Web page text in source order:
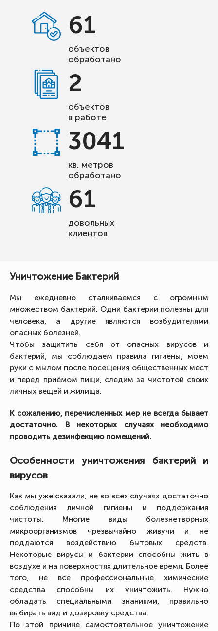
61
объектов
обработано
2
объектов
в работе
3041
кв. метров
обработано
61
довольных
клиентов
Уничтожение Бактерий
Мы ежедневно сталкиваемся с огромным
множеством бактерий. Одни бактерии полезны для
человека, а другие являются возбудителями
опасных болезней.
Чтобы защитить себя от опасных вирусов и
бактерий, мы соблюдаем правила гигиены, моем
руки с мылом после посещения общественных мест
и перед приёмом пищи, следим за чистотой своих
личных вещей и жилища.
К сожалению, перечисленных мер не всегда бывает
достаточно. В некоторых случаях необходимо
проводить дезинфекцию помещений.
Особенности уничтожения бактерий и
вирусов
Как мы уже сказали, не во всех случаях достаточно
соблюдения личной гигиены и поддержания
чистоты. Многие виды болезнетворных
микроорганизмов чрезвычайно живучи и не
поддаются воздействию бытовых средств.
Некоторые вирусы и бактерии способны жить в
воздухе и на поверхностях длительное время. Более
того, не все профессиональные химические
средства способны их уничтожить. Нужно
обладать специальными знаниями, правильно
выбирать вид и дозировку средства.
По этой причине самостоятельное уничтожение